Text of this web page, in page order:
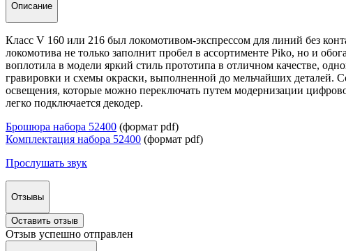
Описание
Класс V 160 или 216 был локомотивом-экспрессом для линий без
локомотива не только заполнит пробел в ассортименте Piko, но и
воплотила в модели яркий стиль прототипа в отличном качестве,
гравировки и схемы окраски, выполненной до мельчайших деталей.
освещения, которые можно переключать путем модернизации
легко подключается декодер.
Брошюра набора 52400 (формат pdf)
Комплектация набора 52400 (формат pdf)
Прослушать звук
Отзывы
Оставить отзыв
Отзыв успешно отправлен